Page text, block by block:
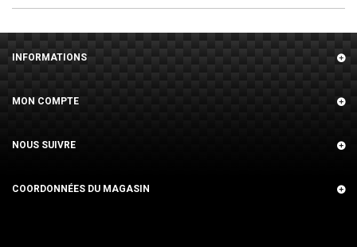
INFORMATIONS
MON COMPTE
NOUS SUIVRE
COORDONNÉES DU MAGASIN